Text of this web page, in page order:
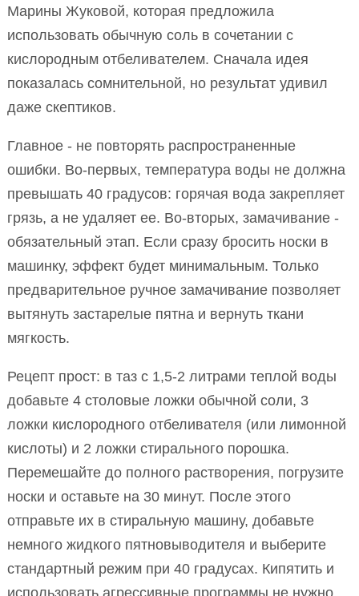
Марины Жуковой, которая предложила
использовать обычную соль в сочетании с
кислородным отбеливателем. Сначала идея
показалась сомнительной, но результат удивил
даже скептиков.
Главное - не повторять распространенные
ошибки. Во-первых, температура воды не должна
превышать 40 градусов: горячая вода закрепляет
грязь, а не удаляет ее. Во-вторых, замачивание -
обязательный этап. Если сразу бросить носки в
машинку, эффект будет минимальным. Только
предварительное ручное замачивание позволяет
вытянуть застарелые пятна и вернуть ткани
мягкость.
Рецепт прост: в таз с 1,5-2 литрами теплой воды
добавьте 4 столовые ложки обычной соли, 3
ложки кислородного отбеливателя (или лимонной
кислоты) и 2 ложки стирального порошка.
Перемешайте до полного растворения, погрузите
носки и оставьте на 30 минут. После этого
отправьте их в стиральную машину, добавьте
немного жидкого пятновыводителя и выберите
стандартный режим при 40 градусах. Кипятить и